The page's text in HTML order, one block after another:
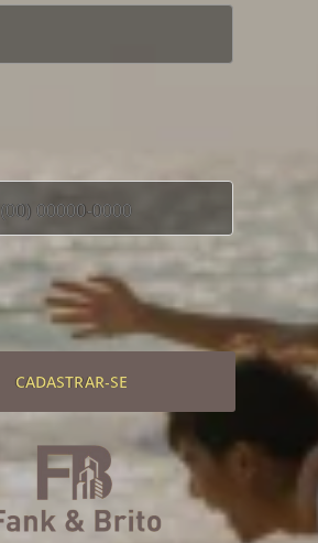
CADASTRAR-SE